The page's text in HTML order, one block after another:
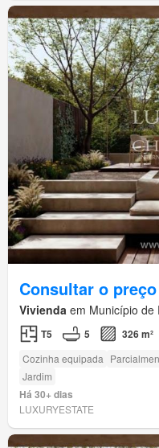
Consultar o preço
Vivienda em Município de
T5 5 326 m²
Cozinha equipada
Jardim
Há 30+ dias
LUXURYESTATE